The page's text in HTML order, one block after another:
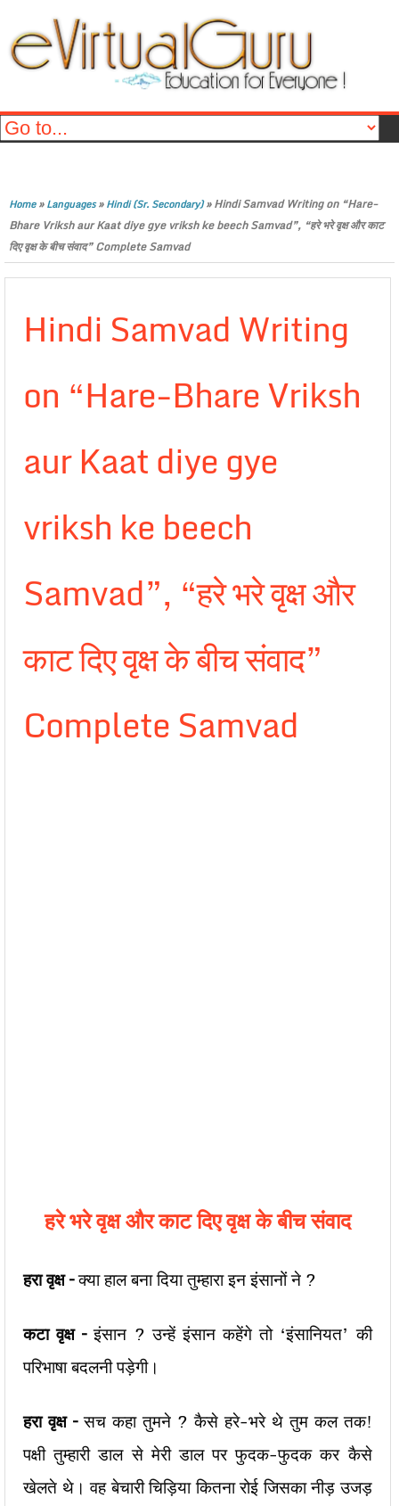
Home»Languages»Hindi (Sr. Secondary)»Hindi Samvad Writing on “Hare-
Bhare Vriksh aur Kaat diye gye vriksh ke beech Samvad”, “हरे भरे वृक्ष और काट
दिए वृक्ष के बीच संवाद” Complete Samvad
Hindi Samvad Writing
on “Hare-Bhare Vriksh
aur Kaat diye gye
vriksh ke beech
Samvad”, “हरे भरे वृक्ष और
काट दिए वृक्ष के बीच संवाद”
Complete Samvad
हरेभरेवृक्षऔरकाटदिएवृक्षकेबीचसंवाद
हरा वृक्ष –क्या हाल बना दिया तुम्हारा इन इंसानों ने ?
कटा वृक्ष –इंसान ? उन्हें इंसान कहेंगे तो ‘इंसानियत’ की
परिभाषा बदलनी पड़ेगी।
हरा वृक्ष –सच कहा तुमने ? कैसे हरे-भरे थे तुम कल तक!
पक्षी तुम्हारी डाल से मेरी डाल पर फुदक-फुदक कर कैसे
खेलते थे। वह बेचारी चिड़िया कितना रोई जिसका नीड़ उजड़